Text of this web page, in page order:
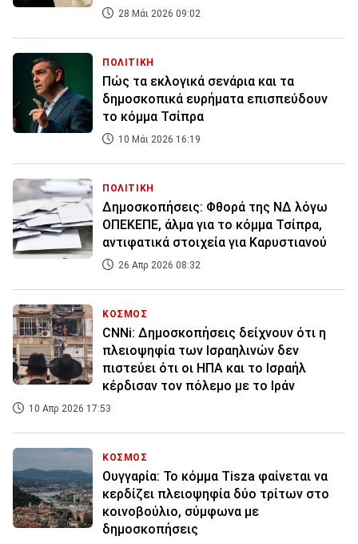
28 Μάι 2026 09:02
ΠΟΛΙΤΙΚΗ
Πώς τα εκλογικά σενάρια και τα
δημοσκοπικά ευρήματα επισπεύδουν
το κόμμα Τσίπρα
10 Μάι 2026 16:19
ΠΟΛΙΤΙΚΗ
Δημοσκοπήσεις: Φθορά της ΝΔ λόγω
ΟΠΕΚΕΠΕ, άλμα για το κόμμα Τσίπρα,
αντιφατικά στοιχεία για Καρυστιανού
26 Απρ 2026 08:32
ΚΟΣΜΟΣ
CNNi: Δημοσκοπήσεις δείχνουν ότι η
πλειοψηφία των Ισραηλινών δεν
πιστεύει ότι οι ΗΠΑ και το Ισραήλ
κέρδισαν τον πόλεμο με το Ιράν
10 Απρ 2026 17:53
ΚΟΣΜΟΣ
Ουγγαρία: Το κόμμα Tisza φαίνεται να
κερδίζει πλειοψηφία δύο τρίτων στο
κοινοβούλιο, σύμφωνα με
δημοσκοπήσεις